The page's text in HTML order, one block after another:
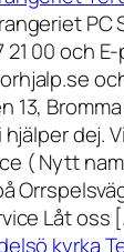
PC
21 00 och
13,
dej.
( Nytt
Låt oss
kyrka